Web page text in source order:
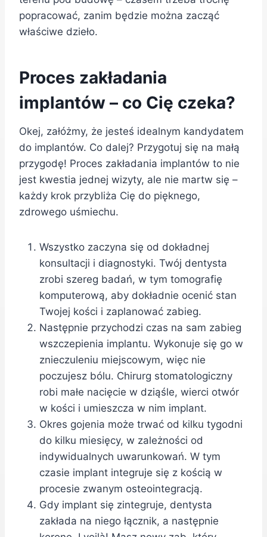
popracować, zanim będzie można zacząć
właściwe dzieło.
Proces zakładania
implantów – co Cię czeka?
Okej, załóżmy, że jesteś idealnym kandydatem
do implantów. Co dalej? Przygotuj się na małą
przygodę! Proces zakładania implantów to nie
jest kwestia jednej wizyty, ale nie martw się –
każdy krok przybliża Cię do pięknego,
zdrowego uśmiechu.
Wszystko zaczyna się od dokładnej
konsultacji i diagnostyki. Twój dentysta
zrobi szereg badań, w tym tomografię
komputerową, aby dokładnie ocenić stan
Twojej kości i zaplanować zabieg.
Następnie przychodzi czas na sam zabieg
wszczepienia implantu. Wykonuje się go w
znieczuleniu miejscowym, więc nie
poczujesz bólu. Chirurg stomatologiczny
robi małe nacięcie w dziąśle, wierci otwór
w kości i umieszcza w nim implant.
Okres gojenia może trwać od kilku tygodni
do kilku miesięcy, w zależności od
indywidualnych uwarunkowań. W tym
czasie implant integruje się z kością w
procesie zwanym osteointegracją.
Gdy implant się zintegruje, dentysta
zakłada na niego łącznik, a następnie